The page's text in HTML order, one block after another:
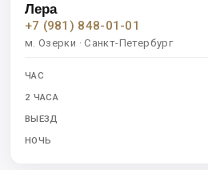
Лера
+7 (981) 848-01-01
м. Озерки · Санкт-Петербург
ЧАС
2 ЧАСА
ВЫЕЗД
НОЧЬ